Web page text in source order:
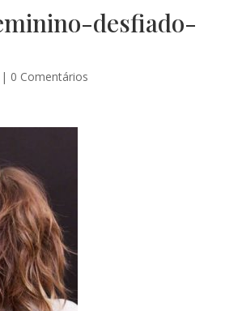
desfiado-
| 0 Comentários